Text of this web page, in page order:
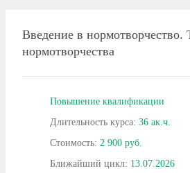
Введение в нормотворчество.
нормотворчества
Повышение квалификации
Длительность курса: 36 ак.ч.
Стоимость: 2 900 руб.
Ближайший цикл: 13.07.2026